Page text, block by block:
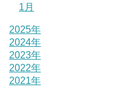
1月
2025年
2024年
2023年
2022年
2021年